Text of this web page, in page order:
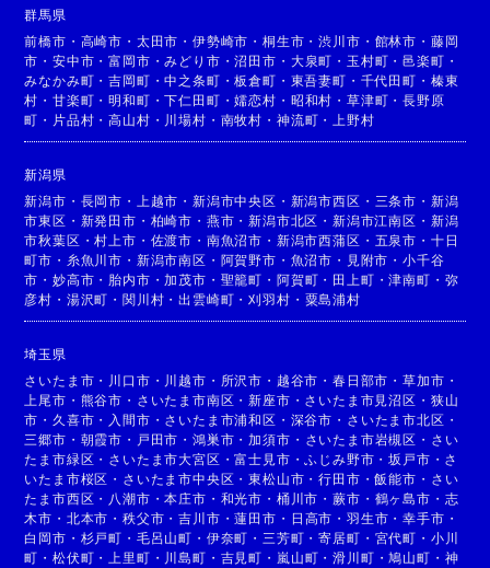
群馬県
前橋市 ・ 高崎市 ・ 太田市 ・伊勢崎市 ・桐生市 ・渋川市 ・ 館林市 ・ 藤岡
市 ・安中市 ・富岡市 ・みどり市 ・沼田市 ・ 大泉町 ・ 玉村町 ・邑楽町 ・
みなかみ町 ・吉岡町 ・中之条町 ・板倉町 ・ 東吾妻町 ・ 千代田町 ・ 榛東
村 ・甘楽町 ・明和町 ・下仁田町 ・嬬恋村 ・ 昭和村 ・ 草津町 ・長野原
町 ・ 片品村 ・高山村 ・ 川場村 ・ 南牧村 ・ 神流町 ・ 上野村
新潟県
新潟市 ・ 長岡市 ・ 上越市 ・新潟市中央区 ・ 新潟市西区 ・ 三条市 ・ 新潟
市東区 ・ 新発田市 ・ 柏崎市 ・ 燕市 ・新潟市北区 ・新潟市江南区 ・ 新潟
市秋葉区 ・村上市 ・ 佐渡市 ・ 南魚沼市 ・ 新潟市西蒲区 ・ 五泉市 ・ 十日
町市 ・ 糸魚川市 ・ 新潟市南区 ・ 阿賀野市 ・ 魚沼市 ・ 見附市 ・小千谷
市 ・妙高市 ・ 胎内市 ・加茂市 ・ 聖籠町 ・ 阿賀町 ・ 田上町 ・津南町 ・ 弥
彦村 ・ 湯沢町 ・関川村 ・出雲崎町 ・刈羽村 ・ 粟島浦村
埼玉県
さいたま市 ・ 川口市 ・ 川越市 ・ 所沢市 ・ 越谷市 ・春日部市 ・草加市 ・
上尾市 ・ 熊谷市 ・ さいたま市南区 ・新座市 ・ さいたま市見沼区 ・ 狭山
市 ・ 久喜市 ・ 入間市 ・ さいたま市浦和区 ・ 深谷市 ・ さいたま市北区 ・
三郷市 ・ 朝霞市 ・ 戸田市 ・鴻巣市 ・加須市 ・ さいたま市岩槻区 ・ さい
たま市緑区 ・ さいたま市大宮区 ・富士見市 ・ふじみ野市 ・坂戸市 ・ さ
いたま市桜区 ・ さいたま市中央区 ・東松山市 ・行田市 ・飯能市 ・ さい
たま市西区 ・ 八潮市 ・本庄市 ・ 和光市 ・ 桶川市 ・蕨市 ・ 鶴ヶ島市 ・ 志
木市 ・ 北本市 ・秩父市 ・吉川市 ・蓮田市 ・ 日高市 ・ 羽生市 ・幸手市 ・
白岡市 ・ 杉戸町 ・ 毛呂山町 ・ 伊奈町 ・ 三芳町 ・寄居町 ・ 宮代町 ・ 小川
町 ・松伏町 ・ 上里町 ・ 川島町 ・ 吉見町 ・ 嵐山町 ・滑川町 ・鳩山町 ・ 神